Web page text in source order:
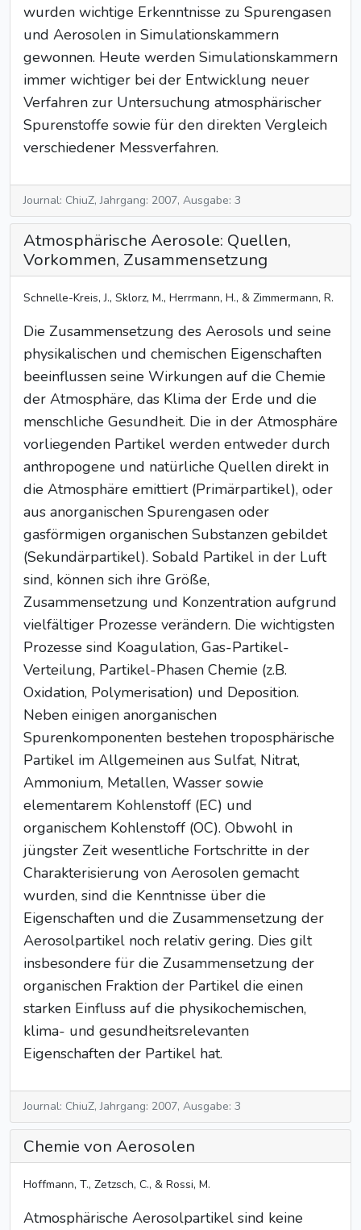
wurden wichtige Erkenntnisse zu Spurengasen
und Aerosolen in Simulationskammern
gewonnen. Heute werden Simulationskammern
immer wichtiger bei der Entwicklung neuer
Verfahren zur Untersuchung atmosphärischer
Spurenstoffe sowie für den direkten Vergleich
verschiedener Messverfahren.
Journal: ChiuZ, Jahrgang: 2007, Ausgabe: 3
Atmosphärische Aerosole: Quellen,
Vorkommen, Zusammensetzung
Schnelle-Kreis, J., Sklorz, M., Herrmann, H., & Zimmermann, R.
Die Zusammensetzung des Aerosols und seine
physikalischen und chemischen Eigenschaften
beeinflussen seine Wirkungen auf die Chemie
der Atmosphäre, das Klima der Erde und die
menschliche Gesundheit. Die in der Atmosphäre
vorliegenden Partikel werden entweder durch
anthropogene und natürliche Quellen direkt in
die Atmosphäre emittiert (Primärpartikel), oder
aus anorganischen Spurengasen oder
gasförmigen organischen Substanzen gebildet
(Sekundärpartikel). Sobald Partikel in der Luft
sind, können sich ihre Größe,
Zusammensetzung und Konzentration aufgrund
vielfältiger Prozesse verändern. Die wichtigsten
Prozesse sind Koagulation, Gas-Partikel-
Verteilung, Partikel-Phasen Chemie (z.B.
Oxidation, Polymerisation) und Deposition.
Neben einigen anorganischen
Spurenkomponenten bestehen troposphärische
Partikel im Allgemeinen aus Sulfat, Nitrat,
Ammonium, Metallen, Wasser sowie
elementarem Kohlenstoff (EC) und
organischem Kohlenstoff (OC). Obwohl in
jüngster Zeit wesentliche Fortschritte in der
Charakterisierung von Aerosolen gemacht
wurden, sind die Kenntnisse über die
Eigenschaften und die Zusammensetzung der
Aerosolpartikel noch relativ gering. Dies gilt
insbesondere für die Zusammensetzung der
organischen Fraktion der Partikel die einen
starken Einfluss auf die physikochemischen,
klima- und gesundheitsrelevanten
Eigenschaften der Partikel hat.
Journal: ChiuZ, Jahrgang: 2007, Ausgabe: 3
Chemie von Aerosolen
Hoffmann, T., Zetzsch, C., & Rossi, M.
Atmosphärische Aerosolpartikel sind keine